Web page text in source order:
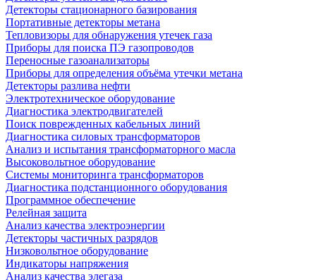
Детекторы стационарного базирования
Портативные детекторы метана
Тепловизоры для обнаружения утечек газа
Приборы для поиска ПЭ газопроводов
Переносные газоанализаторы
Приборы для определения объёма утечки метана
Детекторы разлива нефти
Электротехническое оборудование
Диагностика электродвигателей
Поиск поврежденных кабельных линий
Диагностика силовых трансформаторов
Анализ и испытания трансформаторного масла
Высоковольтное оборудование
Системы мониторинга трансформаторов
Диагностика подстанционного оборудования
Программное обеспечение
Релейная защита
Анализ качества электроэнергии
Детекторы частичных разрядов
Низковольтное оборудование
Индикаторы напряжения
Анализ качества элегаза